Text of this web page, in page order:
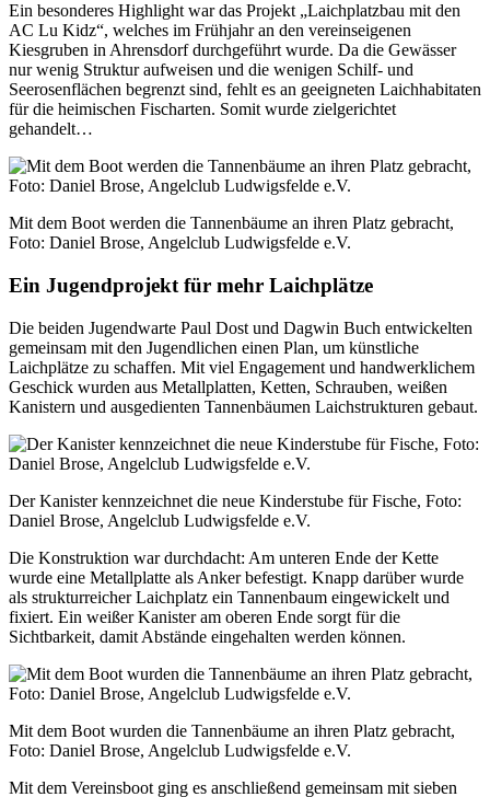
Ein besonderes Highlight war das Projekt „Laichplatzbau mit den
AC Lu Kidz“, welches im Frühjahr an den vereinseigenen
Kiesgruben in Ahrensdorf durchgeführt wurde. Da die Gewässer
nur wenig Struktur aufweisen und die wenigen Schilf- und
Seerosenflächen begrenzt sind, fehlt es an geeigneten Laichhabitaten
für die heimischen Fischarten. Somit wurde zielgerichtet
gehandelt…
Mit dem Boot werden die Tannenbäume an ihren Platz gebracht,
Foto: Daniel Brose, Angelclub Ludwigsfelde e.V.
Ein Jugendprojekt für mehr Laichplätze
Die beiden Jugendwarte Paul Dost und Dagwin Buch entwickelten
gemeinsam mit den Jugendlichen einen Plan, um künstliche
Laichplätze zu schaffen. Mit viel Engagement und handwerklichem
Geschick wurden aus Metallplatten, Ketten, Schrauben, weißen
Kanistern und ausgedienten Tannenbäumen Laichstrukturen gebaut.
Der Kanister kennzeichnet die neue Kinderstube für Fische, Foto:
Daniel Brose, Angelclub Ludwigsfelde e.V.
Die Konstruktion war durchdacht: Am unteren Ende der Kette
wurde eine Metallplatte als Anker befestigt. Knapp darüber wurde
als strukturreicher Laichplatz ein Tannenbaum eingewickelt und
fixiert. Ein weißer Kanister am oberen Ende sorgt für die
Sichtbarkeit, damit Abstände eingehalten werden können.
Mit dem Boot wurden die Tannenbäume an ihren Platz gebracht,
Foto: Daniel Brose, Angelclub Ludwigsfelde e.V.
Mit dem Vereinsboot ging es anschließend gemeinsam mit sieben